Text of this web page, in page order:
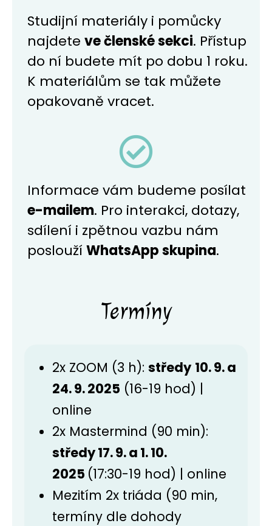
Studijní materiály i pomůcky
najdete ve členské sekci. Přístup
do ní budete mít po dobu 1 roku.
K materiálům se tak můžete
opakovaně vracet.
Informace vám budeme posílat
e-mailem. Pro interakci, dotazy,
sdílení i zpětnou vazbu nám
poslouží WhatsApp skupina.
Termíny
2x ZOOM (3 h): středy 10. 9. a
24. 9. 2025 (16-19 hod) |
online
2x Mastermind (90 min):
středy 17. 9. a 1. 10.
2025 (17:30-19 hod) | online
Mezitím 2x triáda (90 min,
termíny dle dohody